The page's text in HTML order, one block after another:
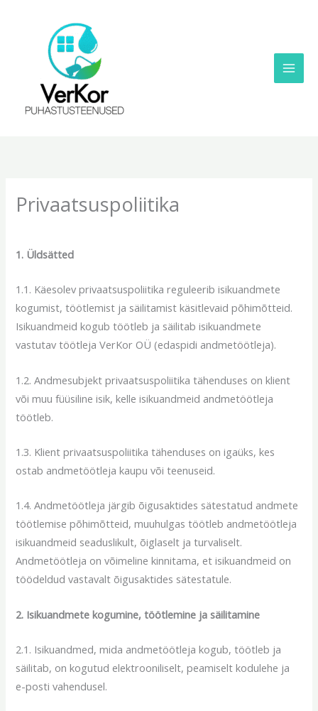
Privaatsuspoliitika
1. Üldsätted
1.1. Käesolev privaatsuspoliitika reguleerib isikuandmete
kogumist, töötlemist ja säilitamist käsitlevaid põhimõtteid.
Isikuandmeid kogub töötleb ja säilitab isikuandmete
vastutav töötleja VerKor OÜ (edaspidi andmetöötleja).
1.2. Andmesubjekt privaatsuspoliitika tähenduses on klient
või muu füüsiline isik, kelle isikuandmeid andmetöötleja
töötleb.
1.3. Klient privaatsuspoliitika tähenduses on igaüks, kes
ostab andmetöötleja kaupu või teenuseid.
1.4. Andmetöötleja järgib õigusaktides sätestatud andmete
töötlemise põhimõtteid, muuhulgas töötleb andmetöötleja
isikuandmeid seaduslikult, õiglaselt ja turvaliselt.
Andmetöötleja on võimeline kinnitama, et isikuandmeid on
töödeldud vastavalt õigusaktides sätestatule.
2. Isikuandmete kogumine, töötlemine ja säilitamine
2.1. Isikuandmed, mida andmetöötleja kogub, töötleb ja
säilitab, on kogutud elektrooniliselt, peamiselt kodulehe ja
e-posti vahendusel.